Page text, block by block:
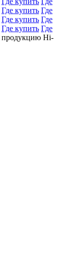
Где купить Где
Где купить Где
Где купить Где
продукцию Hi-